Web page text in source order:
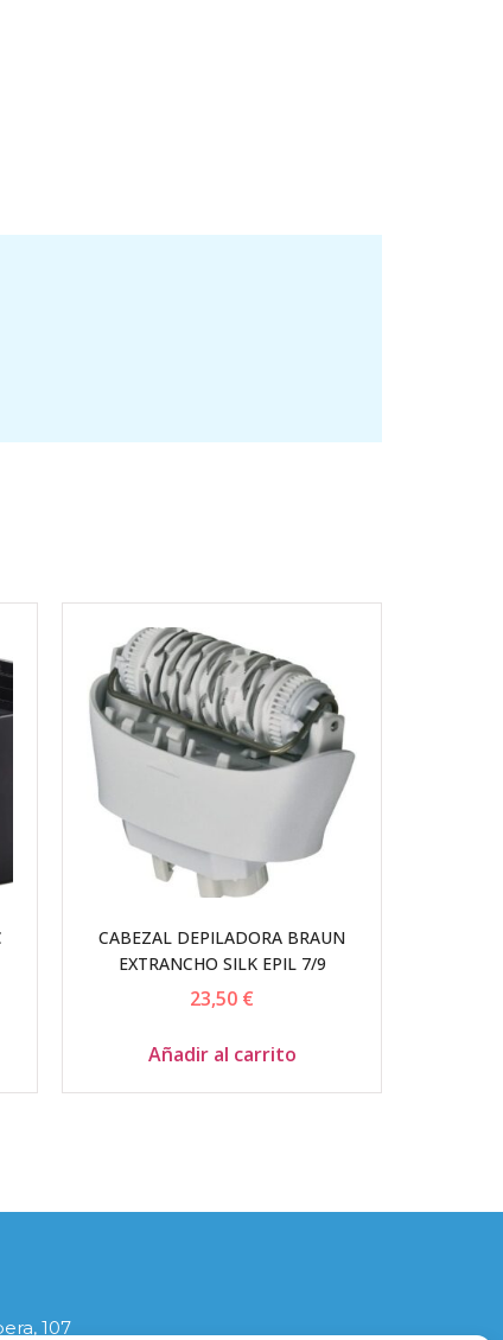
CABEZAL DEPILADORA BRAUN
EXTRANCHO SILK EPIL 7/9
23,50 €
Añadir al carrito
107